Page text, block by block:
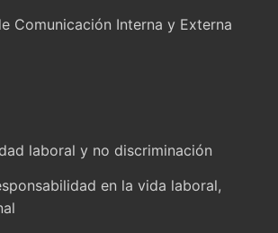
Comunicación Interna y Externa
laboral y no discriminación
en la vida laboral,